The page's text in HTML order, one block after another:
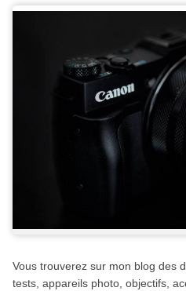
Vous trouverez sur mon blog des
tests, appareils photo, objectifs,